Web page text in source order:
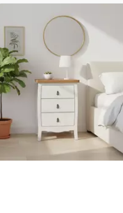
Vista Previa